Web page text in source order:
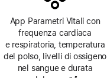
App Parametri Vitali con
frequenza cardiaca
e respiratoria, temperatura
del polso, livelli di ossigeno
nel sangue e durata